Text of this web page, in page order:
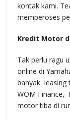
kontak kami.
memperoses
Kredit Motor
Tak perlu ragu
online di
banyak leasing
WOM Finance,
motor tiba di